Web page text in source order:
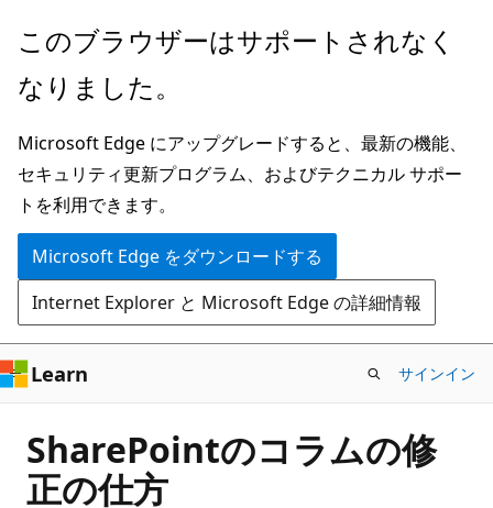
メ
ン
ン
テ
ン
ツ
に
ス
キ
ッ
プ
このブラウザーはサポートされなく
なりました。
Microsoft Edge にアップグレードすると、最新の機能、
セキュリティ更新プログラム、およびテクニカル サポー
トを利用できます。
Microsoft Edge をダウンロードする
Internet Explorer と Microsoft Edge の詳細情報
Learn サインイン
SharePointのコラムの修
正の仕方